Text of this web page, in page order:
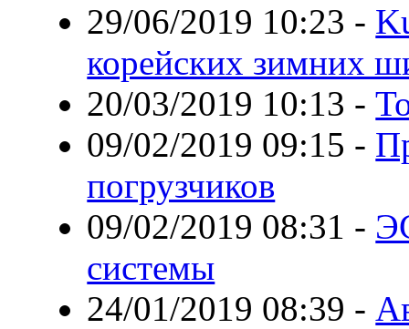
29/06/2019 10:23 -
корейских зимних
20/03/2019 10:13 -
09/02/2019 09:15 -
погрузчиков
09/02/2019 08:31 -
системы
24/01/2019 08:39 -